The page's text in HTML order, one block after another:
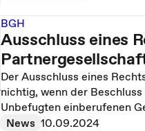
BGH
Ausschluss eines
Der Ausschluss eines
nichtig, wenn der
Unbefugten einberufenen
News 10.09.2024